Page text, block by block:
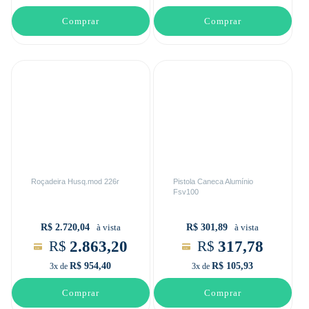
Comprar Comprar
Roçadeira Husq.mod 226r
R$ 2.720,04 à vista
R$ 2.863,20
3x de R$ 954,40
Comprar
Pistola Caneca Alumínio
Fsv100
R$ 301,89 à vista
R$ 317,78
3x de R$ 105,93
Comprar